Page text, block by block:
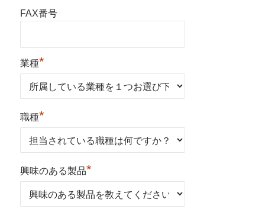
FAX番号
業種*
職種*
興味のある製品*